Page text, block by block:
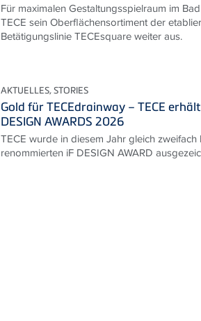
Für maximalen Gestaltungsspielraum im
TECE sein Oberflächensortiment der
Betätigungslinie TECEsquare weiter aus.
AKTUELLES, STORIES
Gold für TECEdrainway – TECE
DESIGN AWARDS 2026
TECE wurde in diesem Jahr gleich zweifach
renommierten iF DESIGN AWARD